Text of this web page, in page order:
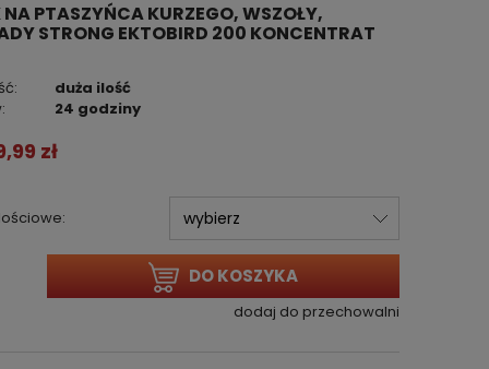
NA PTASZYŃCA KURZEGO, WSZOŁY,
STRONG EKTOBIRD 200 KONCENTRAT
duża ilość
24 godziny
zł
DO KOSZYKA
dodaj do przechowalni